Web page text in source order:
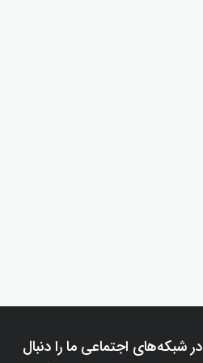
در شبکه‌های اجتماعی ما را دنبال